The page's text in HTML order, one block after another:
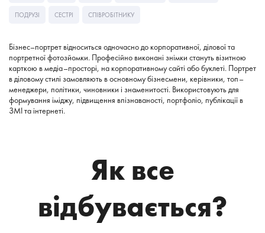
ПОДРУЗІ СЕСТРІ СПІВРОБІТНИКУ
Бізнес–портрет відноситься одночаснодо корпоративної, діловоїта
портретноїфотозйомки. Професійно виконані знімки стануть візитною
карткою вмедіа–просторі, на корпоративномусайті абобуклеті. Портрет
вділовомустилі замовляють восновномубізнесмени, керівники, топ–
менеджери, політики, чиновники і знаменитості. Використовуютьдля
формування іміджу, підвищення впізнаваності, портфоліо, публікації в
ЗМІтаінтернеті.
Як все
відбувається?